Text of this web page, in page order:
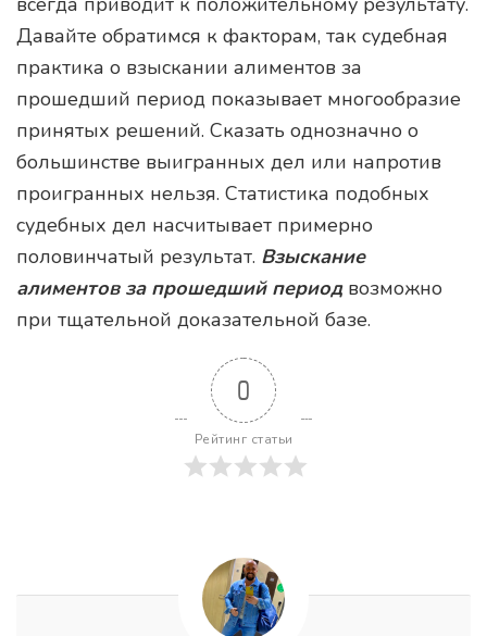
Давайте обратимся к факторам, так судебная
практика о взыскании алиментов за
прошедший период показывает многообразие
принятых решений. Сказать однозначно о
большинстве выигранных дел или напротив
проигранных нельзя. Статистика подобных
судебных дел насчитывает примерно
половинчатый результат. Взыскание
алиментов за прошедший периодвозможно
при тщательной доказательной базе.
0
Рейтинг статьи